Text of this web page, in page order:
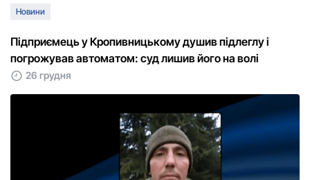
Новини
Підприємець у Кропивницькому душив підлеглу і
погрожував автоматом: суд лишив його на волі
26 грудня